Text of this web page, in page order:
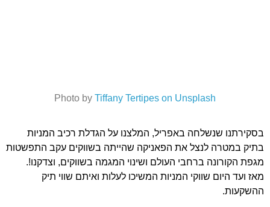
Photo by Tiffany Tertipes on Unsplash
בסקירתנו שנשלחה באפריל, המלצנו על הגדלת רכיב המניות
בתיק במטרה לנצל את הפאניקה שהייתה בשווקים עקב התפשטות
מגפת הקורונה ברחבי העולם ושינוי המגמה בשווקים, וצדקנו!.
מאז ועד היום שווקי המניות המשיכו לעלות ואיתם שווי תיק
ההשקעות.